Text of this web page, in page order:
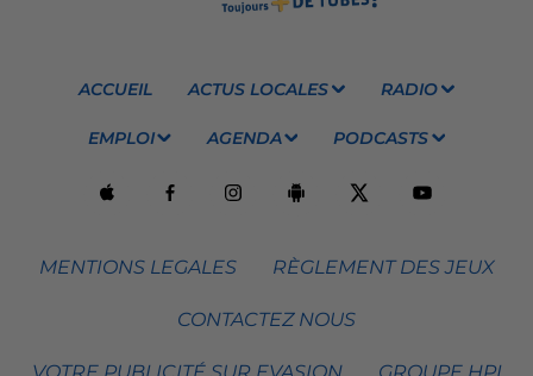
ACCUEIL ACTUS LOCALES RADIO
EMPLOI AGENDA PODCASTS
MENTIONS LEGALES RÈGLEMENT DES JEUX
CONTACTEZ NOUS